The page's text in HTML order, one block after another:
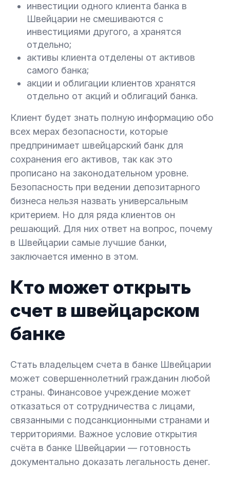
инвестиции одного клиента банка в
Швейцарии не смешиваются с
инвестициями другого, а хранятся
отдельно;
активы клиента отделены от активов
самого банка;
акции и облигации клиентов хранятся
отдельно от акций и облигаций банка.
Клиент будет знать полную информацию обо
всех мерах безопасности, которые
предпринимает швейцарский банк для
сохранения его активов, так как это
прописано на законодательном уровне.
Безопасность при ведении депозитарного
бизнеса нельзя назвать универсальным
критерием. Но для ряда клиентов он
решающий. Для них ответ на вопрос, почему
в Швейцарии самые лучшие банки,
заключается именно в этом.
Кто может открыть
счет в швейцарском
банке
Стать владельцем счета в банке Швейцарии
может совершеннолетний гражданин любой
страны. Финансовое учреждение может
отказаться от сотрудничества с лицами,
связанными с подсанкционными странами и
территориями. Важное условие открытия
счёта в банке Швейцарии — готовность
документально доказать легальность денег.